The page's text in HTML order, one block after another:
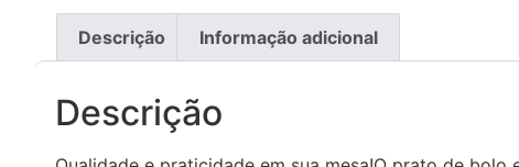
Descrição Informação adicional
Descrição